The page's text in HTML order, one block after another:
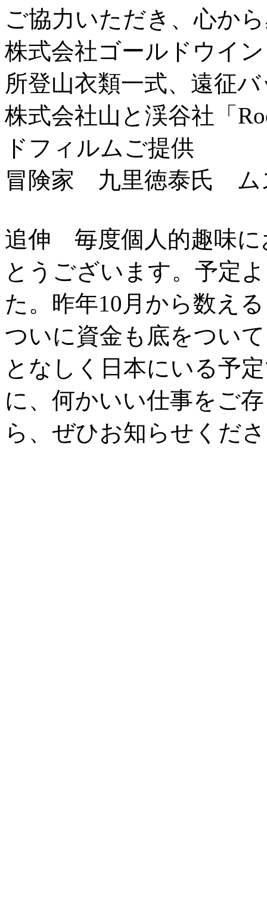
ご協力いただき、心か
株式会社ゴールドウイ
所登山衣類一式、遠征
株式会社山と渓谷社「
ドフィルムご提供
冒険家 九里徳泰氏 ム
追伸 毎度個人的趣味に
とうございます。予定
た。昨年10月から数え
ついに資金も底をつい
となしく日本にいる予
に、何かいい仕事をご
ら、ぜひお知らせくだ